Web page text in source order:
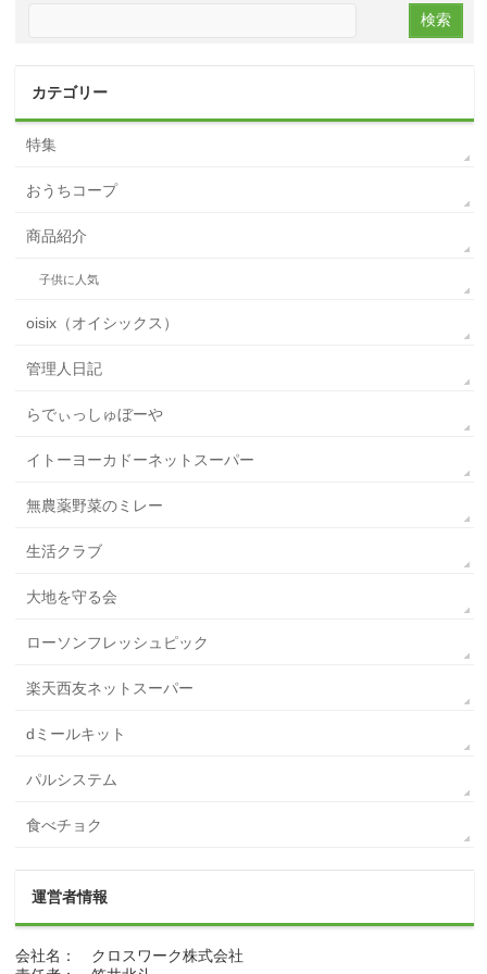
カテゴリー
特集
おうちコープ
商品紹介
子供に人気
oisix（オイシックス）
管理人日記
らでぃっしゅぼーや
イトーヨーカドーネットスーパー
無農薬野菜のミレー
生活クラブ
大地を守る会
ローソンフレッシュピック
楽天西友ネットスーパー
dミールキット
パルシステム
食べチョク
運営者情報
会社名： クロスワーク株式会社